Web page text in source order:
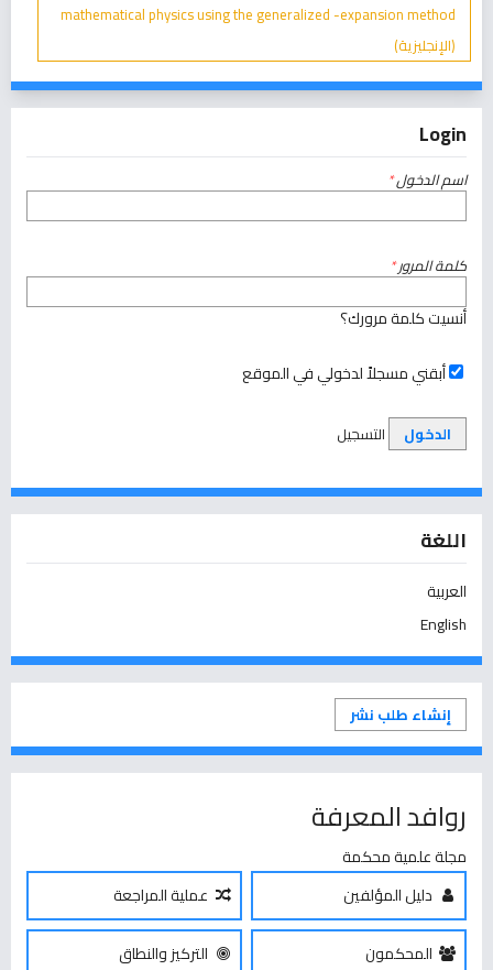
mathematical physics using the generalized -expansion method
(الإنجليزية)
Login
اسم الدخول*
كلمة المرور*
أنسيت كلمة مرورك؟
أبقني مسجلاً لدخولي في الموقع
الدخول التسجيل
اللغة
العربية
English
إنشاء طلب نشر
روافد المعرفة
مجلة علمية محكمة
دليل المؤلفين
عملية المراجعة
المحكمون التركيز والنطاق